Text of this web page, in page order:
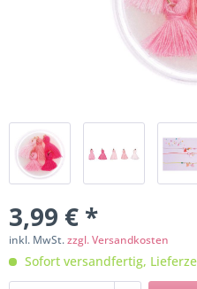
3,99 € *
inkl. MwSt.zzgl. Versandkosten
Sofort versandfertig,